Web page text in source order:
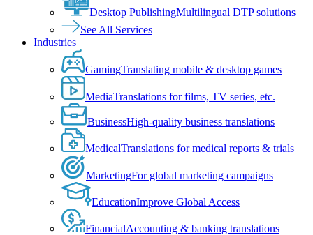
Desktop PublishingMultilingual DTP solutions
See All Services
Industries
GamingTranslating mobile & desktop games
MediaTranslations for films, TV series, etc.
BusinessHigh-quality business translations
MedicalTranslations for medical reports & trials
MarketingFor global marketing campaigns
EducationImprove Global Access
FinancialAccounting & banking translations